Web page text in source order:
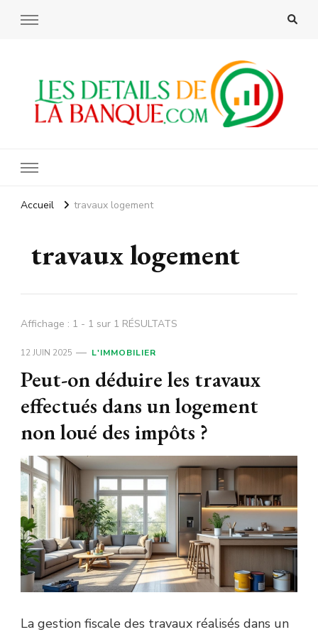
Accueil travaux logement
travaux logement
Affichage : 1 - 1 sur 1 RÉSULTATS
12 JUIN 2025 L'IMMOBILIER
Peut-on déduire les travaux
effectués dans un logement
non loué des impôts ?
La gestion fiscale des travaux réalisés dans un